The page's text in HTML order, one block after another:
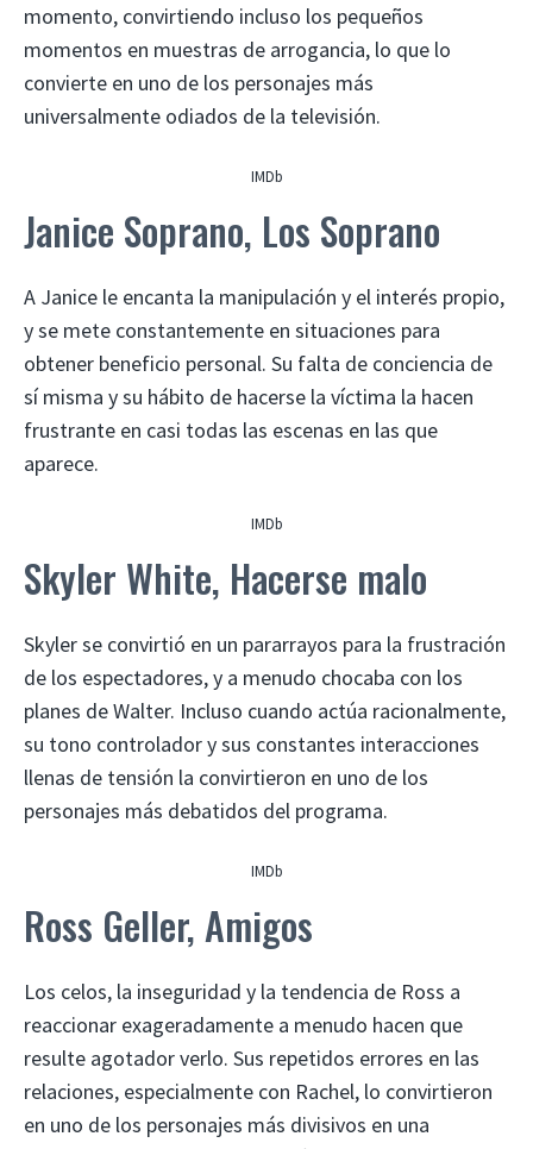
momento, convirtiendo incluso los pequeños
momentos en muestras de arrogancia, lo que lo
convierte en uno de los personajes más
universalmente odiados de la televisión.
IMDb
Janice Soprano, Los Soprano
A Janice le encanta la manipulación y el interés propio,
y se mete constantemente en situaciones para
obtener beneficio personal. Su falta de conciencia de
sí misma y su hábito de hacerse la víctima la hacen
frustrante en casi todas las escenas en las que
aparece.
IMDb
Skyler White, Hacerse malo
Skyler se convirtió en un pararrayos para la frustración
de los espectadores, y a menudo chocaba con los
planes de Walter. Incluso cuando actúa racionalmente,
su tono controlador y sus constantes interacciones
llenas de tensión la convirtieron en uno de los
personajes más debatidos del programa.
IMDb
Ross Geller, Amigos
Los celos, la inseguridad y la tendencia de Ross a
reaccionar exageradamente a menudo hacen que
resulte agotador verlo. Sus repetidos errores en las
relaciones, especialmente con Rachel, lo convirtieron
en uno de los personajes más divisivos en una